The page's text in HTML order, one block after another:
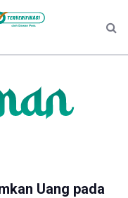
Uang pada